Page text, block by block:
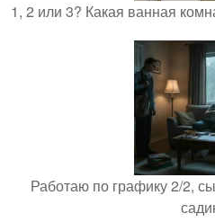
1, 2 или 3? Какая ванная
Работаю по графику 2/2,